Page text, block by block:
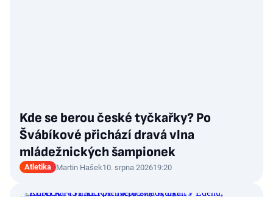
Kde se berou české tyčkařky? Po
Švábíkové přichází dravá vlna
mládežnických šampionek
Atletika Martin Hašek10. srpna 202619:20